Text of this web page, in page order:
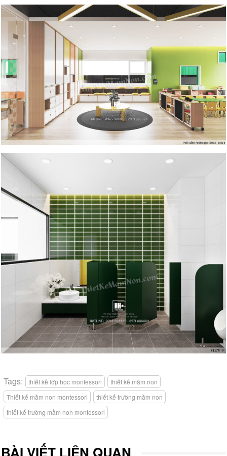
Tags: thiết kế lớp học montessori
thiết kế mầm non
Thiết kế mầm non montessori
thiết kế trường mầm non
thiết kế trường mầm non montessori